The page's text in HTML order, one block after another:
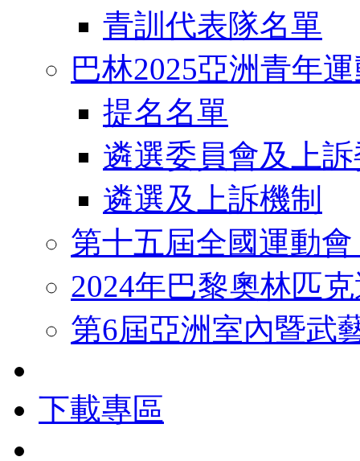
青訓代表隊名單
巴林2025亞洲青年
提名名單
遴選委員會及上
遴選及上訴機制
第十五屆全國運動
2024年巴黎奧林匹
第6屆亞洲室內暨武
下載專區